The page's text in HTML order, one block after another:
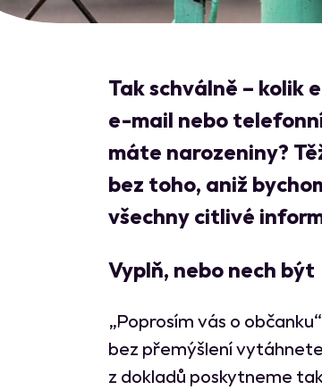
Tak schválně – kolik
e-mail nebo
máte narozeniny?
bez toho, aniž
všechny citlivé
Vyplň, nebo nech být
„Poprosím vás o
bez přemýšlení
z dokladů poskytneme